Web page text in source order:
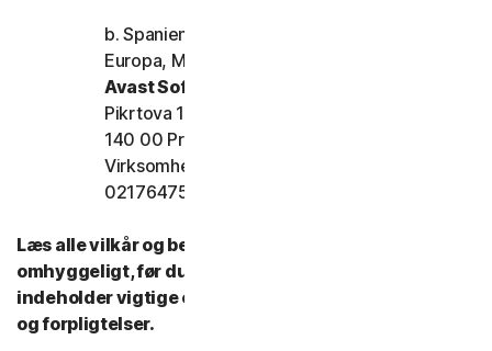
b. Spanien, Frankrig, Italien og resten af
Europa, Mellemøsten og Afrika
Avast Software s.r.o.
Pikrtova 1737/1a, Nusle,
140 00 Praha 4 Tjekkiet
Virksomhedens registreringsnummer:
02176475 og momsnummer: CZ02176475
Læs alle vilkår og betingelser for denne LSA
omhyggeligt, før du bruger vores tjenester. De
indeholder vigtige oplysninger om dine rettigheder
og forpligtelser.